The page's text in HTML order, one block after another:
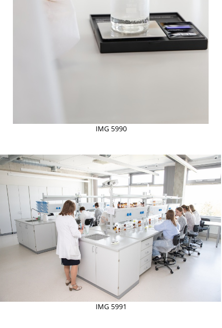
IMG 5990
IMG 5991